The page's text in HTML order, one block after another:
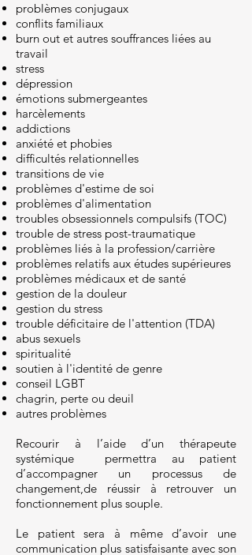
problèmes conjugaux
conflits familiaux
burn out et autres souffrances liées au
travail
stress
dépression
émotions submergeantes
harcèlements
addictions
anxiété et phobies
difficultés relationnelles
transitions de vie
problèmes d'estime de soi
problèmes d'alimentation
troubles obsessionnels compulsifs (TOC)
trouble de stress post-traumatique
problèmes liés à la profession/carrière
problèmes relatifs aux études supérieures
problèmes médicaux et de santé
gestion de la douleur
gestion du stress
trouble déficitaire de l'attention (TDA)
abus sexuels
spiritualité
soutien à l'identité de genre
conseil LGBT
chagrin, perte ou deuil
autres problèmes
Recourir à l’aide d’un thérapeute
systémique permettra au patient
d’accompagner un processus de
changement,de réussir à retrouver un
fonctionnement plus souple.
Le patient sera à même d’avoir une
communication plus satisfaisante avec son